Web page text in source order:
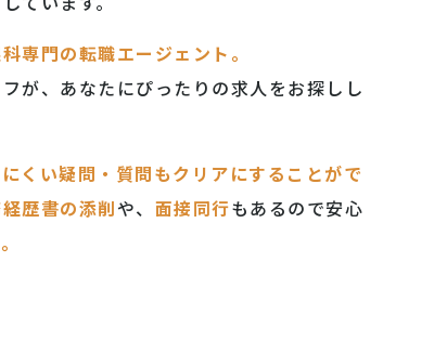
専門の転職エージェント。
が、あなたにぴったりの求人をお探しし
くい疑問・質問もクリアにすることがで
歴書の添削や、 面接同行もあるので安心